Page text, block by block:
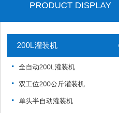
PRODUCT DISPLAY
200L灌装机
全自动200L灌装机
双工位200公斤灌装机
单头半自动灌装机